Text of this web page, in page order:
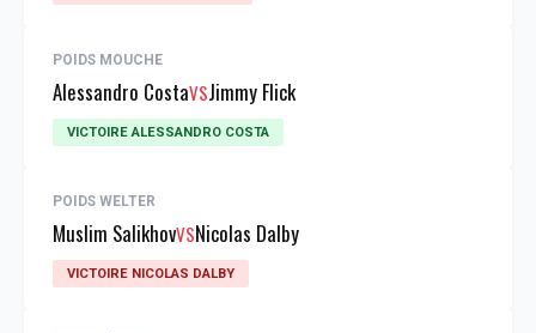
POIDS MOUCHE
Alessandro CostaVSJimmy Flick
VICTOIRE ALESSANDRO COSTA
POIDS WELTER
Muslim SalikhovVSNicolas Dalby
VICTOIRE NICOLAS DALBY